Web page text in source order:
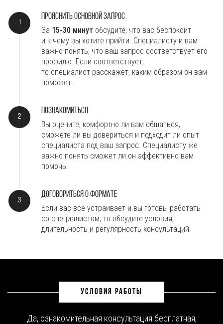
Прояснить основной запрос
За 15-30 минут обсудите, что вас беспокоит
и к чему вы хотите прийти. Специалисту и вам
важно понять, что ваш запрос соответствует его
профилю. Если соответствует,
то специалист расскажет, каким образом он вам
поможет.
Познакомиться
Вы оцените, комфортно ли вам общаться,
сможете ли вы довериться и подходит ли опыт
специалиста под ваш запрос. Специалисту же
важно понять сможет ли он эффективно вам
помочь.
Договориться о формате
Если вас всё устраивает и вы готовы работать
со специалистом, то обсудите условия,
длительность и регулярность консультаций.
УСЛОВИЯ РАБОТЫ
Да, ознакомительная консультация бесплатная,